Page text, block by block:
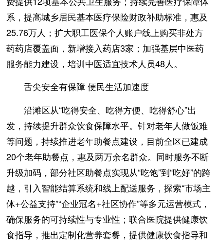
系，提高城乡居民基本医疗保险财政补助标准，惠及
25.76万人；扩大职工医保个人账户线上购买非处方
药药店覆盖面，新增接入药店3家；加强基层中医药
服务能力建设，培训中医适宜技术人员48人。
舌尖安全有保障 便民生活加速度
沿滩区从“吃得安全、吃得方便、吃得舒心”出
发，持续提升群众饮食保障水平。针对老年人做饭难
等问题，持续推进老年助餐点建设，目前全区已建成
20个老年助餐点，惠及两万余名群众。同时服务不断
升级加码，部分社区助餐点实现从“吃饱”到“吃好”的跨
越，引入智能结算系统和线上配送服务，探索“市场主
体+公益支持”“企业冠名+社区协作”等多元运营模式，
确保服务的可持续性与专业性；联合医院提供健康饮
食指导，推出定制化营养套餐，提供健康饮食指导和